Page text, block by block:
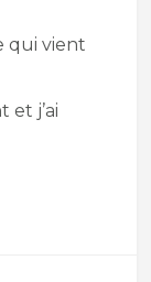
qui vient
et j’ai